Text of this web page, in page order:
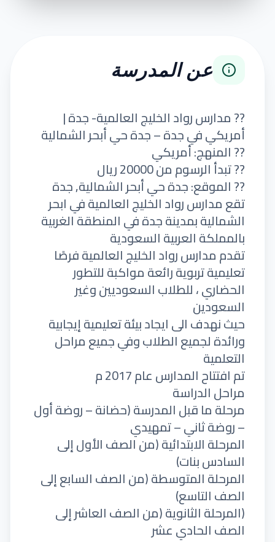
عن المدرسة
?? مدارس رواد الخليج العالمية- جدة |
أمريكي في جدة – جدة حي أبحر الشمالية
?? المنهج: أمريكي
?? تبدأ الرسوم من 20000 ريال
?? الموقع: جدة حي أبحر الشمالية, جدة
تقع مدارس رواد الخليج العالمية في ابحر
الشمالية بمدينة جدة في المنطقة الغربية
بالمملكة العربية السعودية
تقدم مدارس رواد الخليج العالمية فرصًا
تعليمية تربوية رائعة مواكبة للتطور
الحضاري ، للطلاب السعوديين وغير
السعودين
حيث نهدف الى ايجاد بيئة تعليمية إيجابية
ورائدة لجميع الطلاب وفي جميع مراحل
التعلمية
تم افتتاح المدارس عام 2017 م
مراحل الدراسة
مرحلة ما قبل المدرسة (حضانة – روضة أول
– روضة ثاني – تمهيدي
المرحلة الابتدائية (من الصف الأول إلى
السادس بنات)
المرحلة المتوسطة (من الصف السابع إلى
الصف التاسع)
(المرحلة الثانوية (من الصف العاشر إلى
الصف الحادي عشر